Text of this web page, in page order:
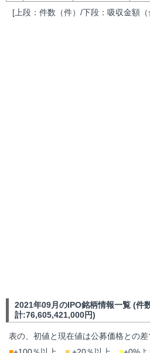
[上段：件数（件）/下段：吸収金額
2021年09月のIPO銘柄情報一覧 (件
計:76,605,421,000円)
表の、初値と現在値は公募価格との差